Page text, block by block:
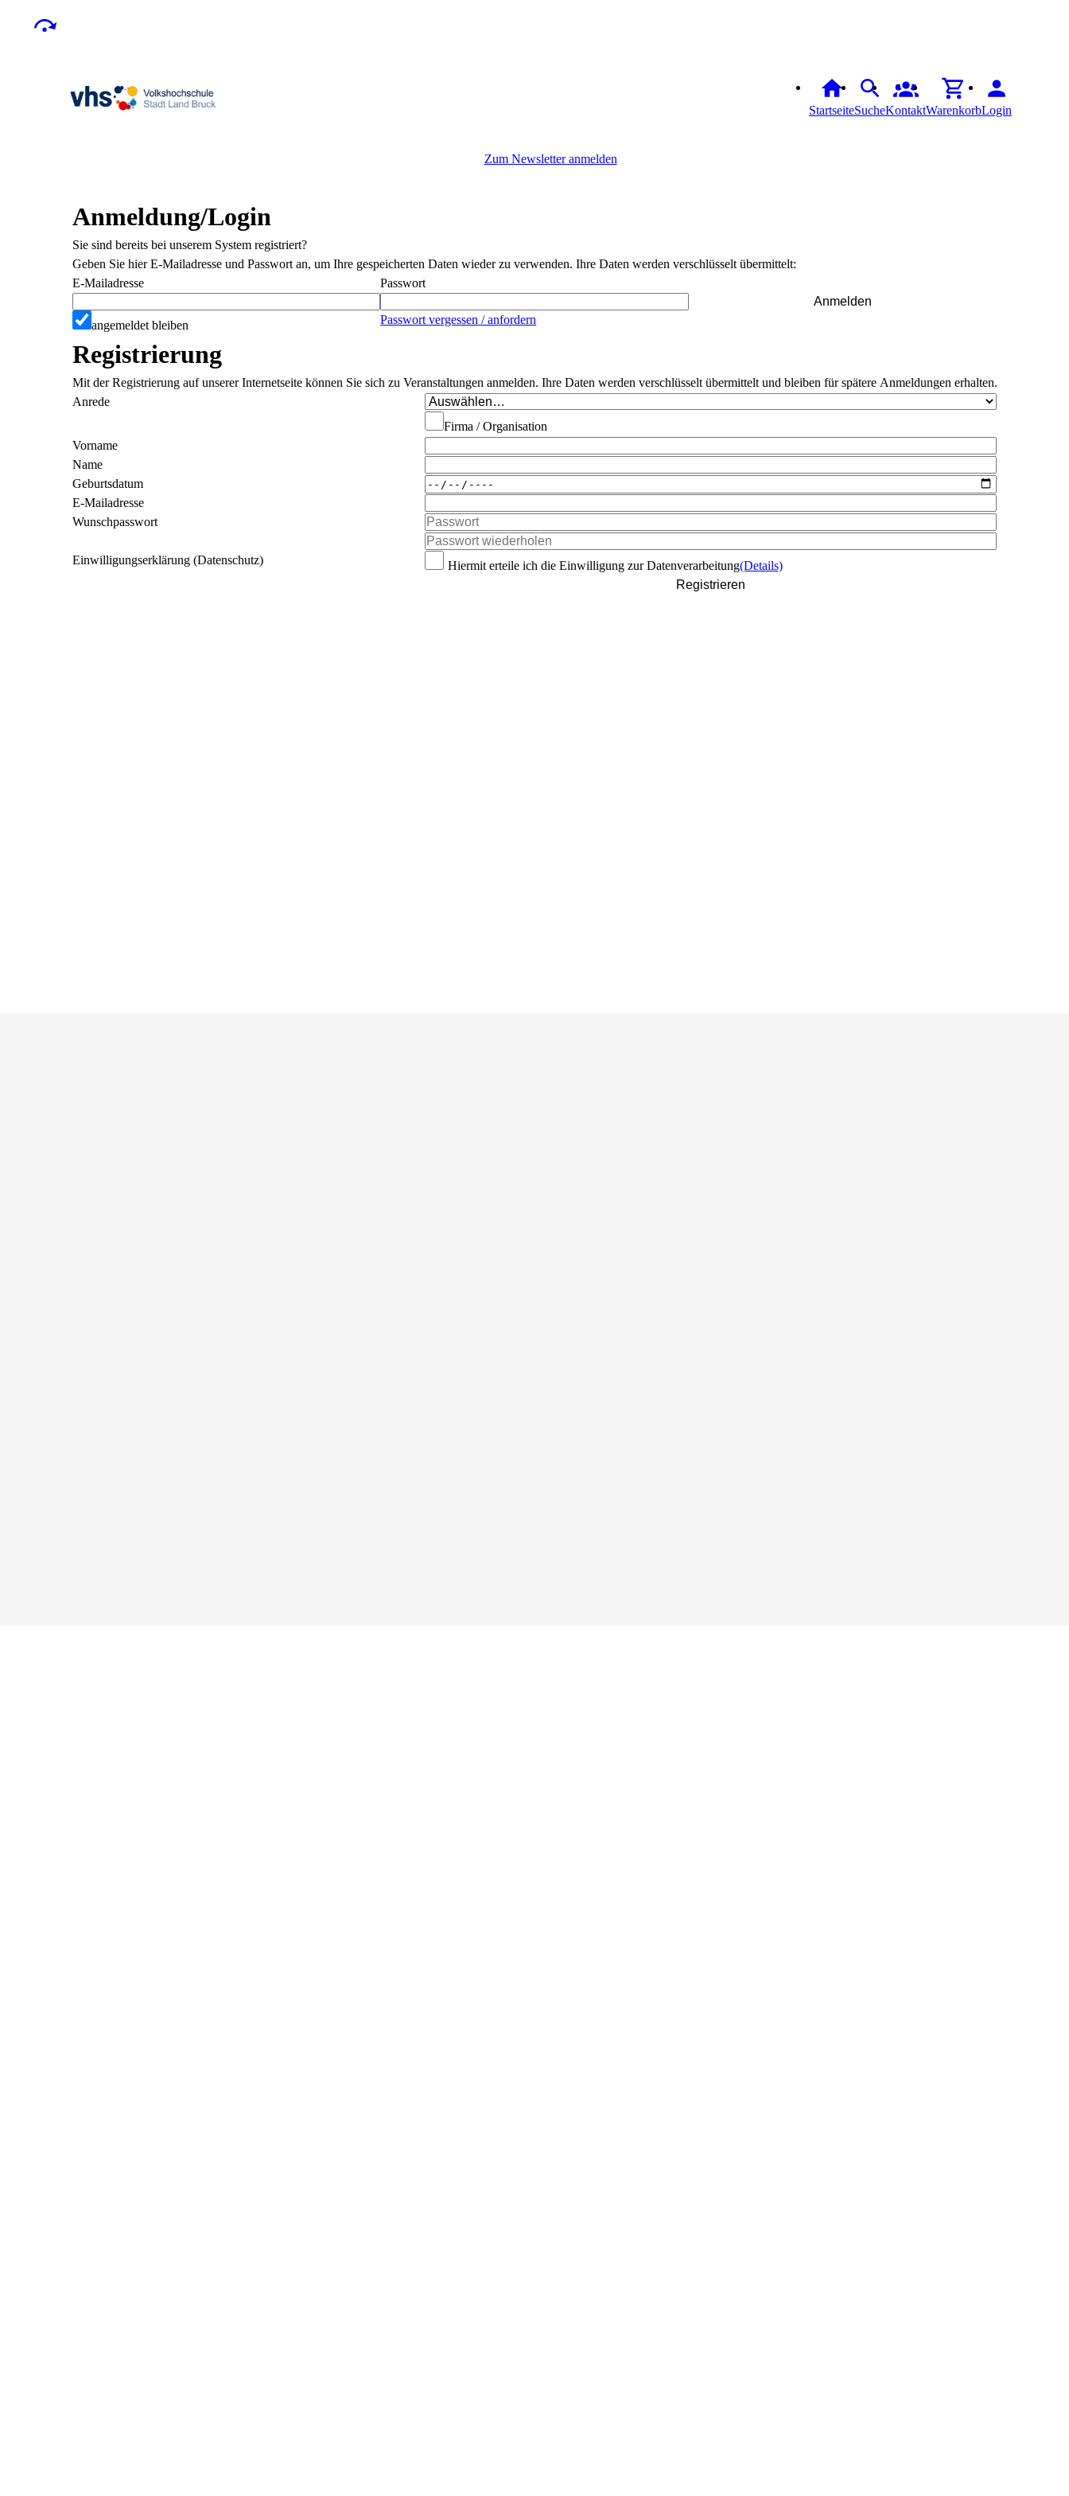
StartseiteSucheKontaktWarenkorbLogin
Zum Newsletter anmelden
Anmeldung/Login
Sie sind bereits bei unserem System registriert?
Geben Sie hier E-Mailadresse und Passwort an, um Ihre gespeicherten Daten wieder zu verwenden. Ihre Daten werden verschlüsselt übermittelt:
E-Mailadresse
Passwort
Anmelden
angemeldet bleiben
Passwort vergessen / anfordern
Registrierung
Mit der Registrierung auf unserer Internetseite können Sie sich zu Veranstaltungen anmelden. Ihre Daten werden verschlüsselt übermittelt und bleiben für spätere Anmeldungen erhalten.
Anrede
Firma / Organisation
Vorname
Name
Geburtsdatum
E-Mailadresse
Wunschpasswort
Einwilligungserklärung (Datenschutz) Hiermit erteile ich die Einwilligung zur Datenverarbeitung(Details)
Registrieren